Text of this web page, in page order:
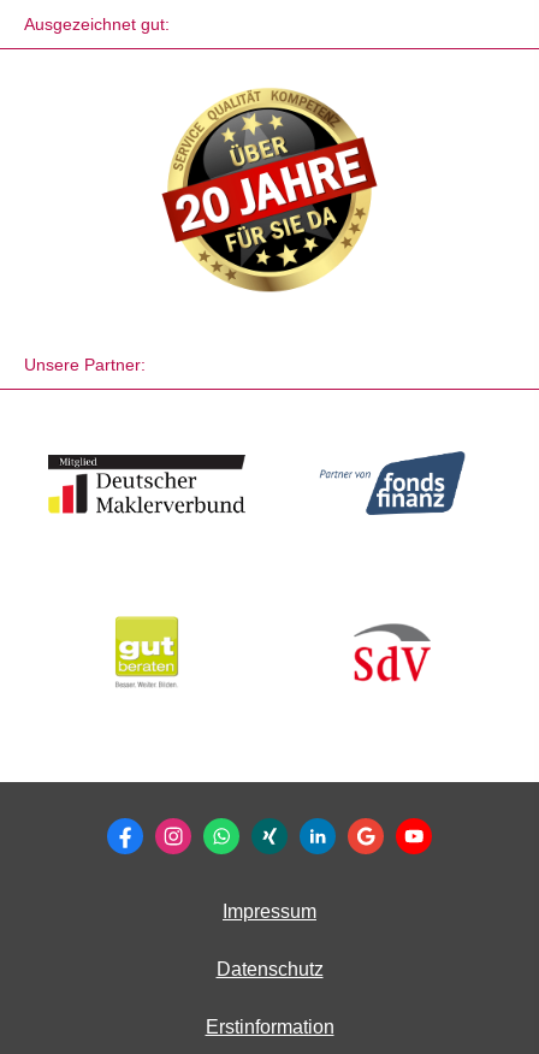
Ausgezeichnet gut:
Unsere Partner:
Impressum
Datenschutz
Erstinformation